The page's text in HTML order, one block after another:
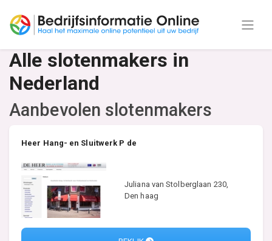
Alle slotenmakers in
Nederland
Aanbevolen slotenmakers
Heer Hang- en Sluitwerk P de
Juliana van Stolberglaan 230,
Den haag